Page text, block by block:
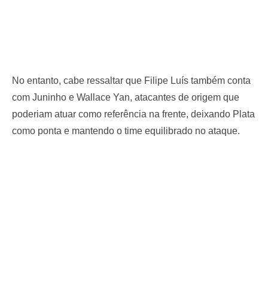
No entanto, cabe ressaltar que Filipe Luís também conta
com Juninho e Wallace Yan, atacantes de origem que
poderiam atuar como referência na frente, deixando Plata
como ponta e mantendo o time equilibrado no ataque.